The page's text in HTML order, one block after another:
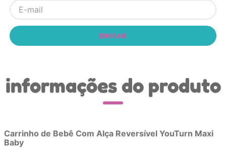
ENVIAR
informações do produto
Carrinho de Bebê Com Alça Reversível YouTurn Maxi
Baby